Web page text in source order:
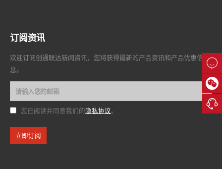
订阅资讯
欢迎订阅创通联达新闻资讯，您将获得最新的产品资讯和产品优惠信
息。
您已阅读并同意我们的隐私协议。


